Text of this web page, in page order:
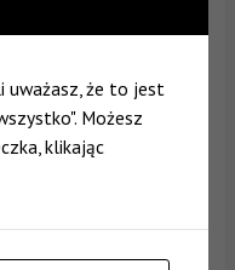
uważasz, że to jest
Możesz
klikając